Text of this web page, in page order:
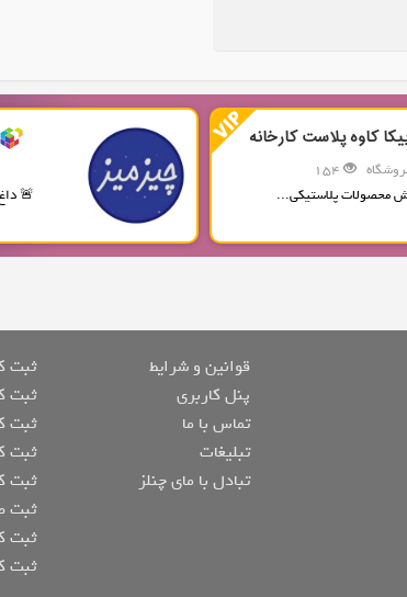
کاوه پلاست کارخانه
محصولات پلاستیکی...
🚨
قوانین و شرایط
پنل کاربری
تماس با ما
تبلیغات
تبادل با مای چنلز
ثبت
ثبت
ثبت
ثبت
ثبت
ثبت
ثبت
ثبت